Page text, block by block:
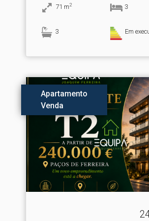
71 m2 3
3 Em
Apartamento
Venda